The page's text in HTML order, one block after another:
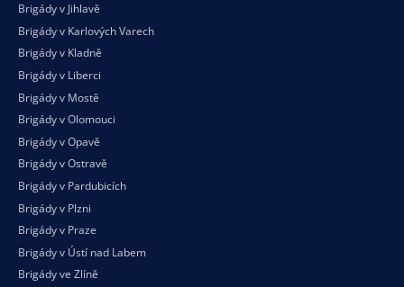
Brigády v Jihlavě
Brigády v Karlových Varech
Brigády v Kladně
Brigády v Liberci
Brigády v Mostě
Brigády v Olomouci
Brigády v Opavě
Brigády v Ostravě
Brigády v Pardubicích
Brigády v Plzni
Brigády v Praze
Brigády v Ústí nad Labem
Brigády ve Zlíně